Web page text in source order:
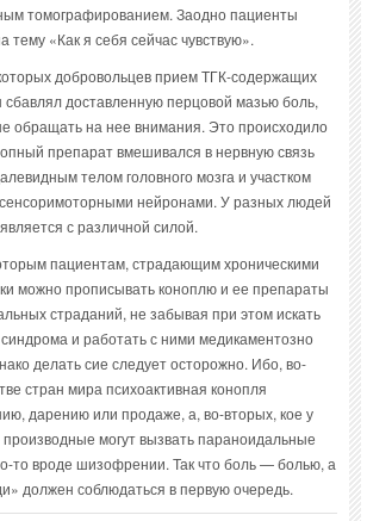
томографированием. Заодно пациенты
тему «Как я себя сейчас чувствую».
добровольцев прием ТГК-содержащих
доставленную перцовой мазью боль,
обращать на нее внимания. Это происходило
препарат вмешивался в нервную связь
телом головного мозга и участком
нейронами. У разных людей
с различной силой.
пациентам, страдающим хроническими
можно прописывать коноплю и ее препараты
страданий, не забывая при этом искать
синдрома и работать с ними медикаментозно
делать сие следует осторожно. Ибо, во-
стран мира психоактивная конопля
дарению или продаже, а, во-вторых, кое у
производные могут вызвать параноидальные
то вроде шизофрении. Так что боль — болью, а
должен соблюдаться в первую очередь.